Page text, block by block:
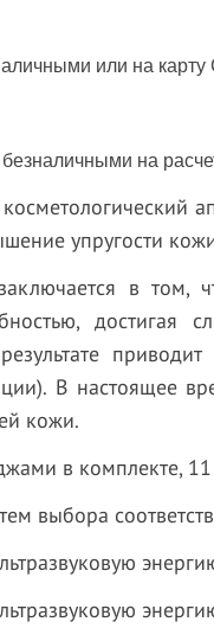
или на
на
упругости
в том,
достигая
В настоящее
кожи.
в комплекте,
выбора